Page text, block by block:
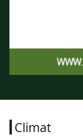
Climat